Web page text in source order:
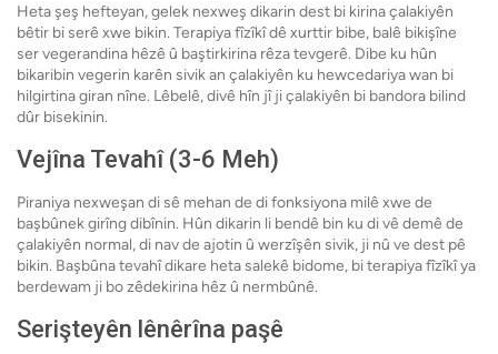
Heta şeş hefteyan, gelek nexweş dikarin dest bi kirina çalakiyên
bêtir bi serê xwe bikin. Terapiya fîzîkî dê xurttir bibe, balê bikişîne
ser vegerandina hêzê û baştirkirina rêza tevgerê. Dibe ku hûn
bikaribin vegerin karên sivik an çalakiyên ku hewcedariya wan bi
hilgirtina giran nîne. Lêbelê, divê hîn jî ji çalakiyên bi bandora bilind
dûr bisekinin.
Vejîna Tevahî (3-6 Meh)
Piraniya nexweşan di sê mehan de di fonksiyona milê xwe de
başbûnek girîng dibînin. Hûn dikarin li bendê bin ku di vê demê de
çalakiyên normal, di nav de ajotin û werzîşên sivik, ji nû ve dest pê
bikin. Başbûna tevahî dikare heta salekê bidome, bi terapiya fîzîkî ya
berdewam ji bo zêdekirina hêz û nermbûnê.
Serişteyên lênêrîna paşê